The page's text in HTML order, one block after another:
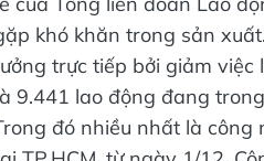
của Tổng liên đoàn Lao
khó khăn trong sản
trực tiếp bởi giảm
9.441 lao động đang
đó nhiều nhất là